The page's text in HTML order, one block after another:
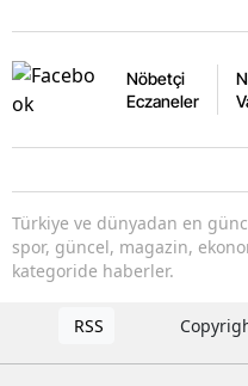
Nöbetçi
Eczaneler
Türkiye ve dünyadan en
spor, güncel, magazin,
kategoride haberler.
RSS